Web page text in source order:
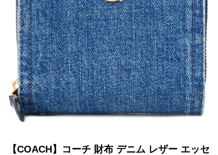
【COACH】コーチ 財布 デニム レザー エッセ